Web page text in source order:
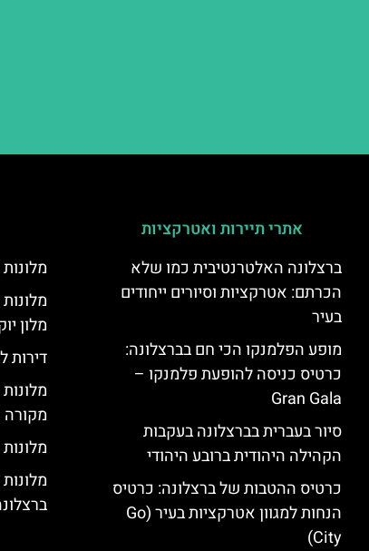
אתרי תיירות ואטרקציות
ברצלונה האלטרנטיבית כמו שלא
הכרתם: אטרקציות וסיורים ייחודים
בעיר
מופע הפלמנקו הכי חם בברצלונה:
כרטיס כניסה להופעת פלמנקו –
Gran Gala
סיור בעברית בברצלונה בעקבות
הקהילה היהודית ברובע היהודי
כרטיס ההטבות של ברצלונה: כרטיס
הנחות למגוון אטרקציות בעיר (Go
City)
מלון
דירות
מלונות 4 כוכבים בברצלונה